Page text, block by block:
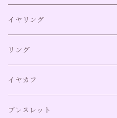
2way取り外し可能チャーム
ネックレス（アレルギー対応）
ピアス全て（アレルギー対応）
イヤリング
イヤリング全て
ネジバネ式イヤリング
クリップ式イヤリング
リング
リング全て
リング（アレルギー対応）
イヤカフ
イヤカフ全て
ブレスレット